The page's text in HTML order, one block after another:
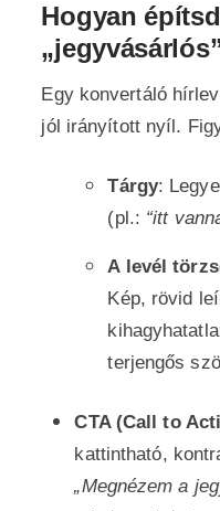
Hogyan
Egy konvertáló
jól irányított nyíl.
Tárgy:
(pl.: “itt
A levél
Kép, rövid
terjengős
CTA (Call to
kattintható,
„Megnézem a